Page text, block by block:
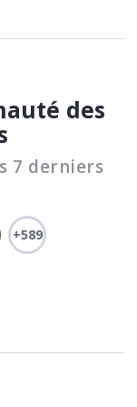
des
7 derniers
+589